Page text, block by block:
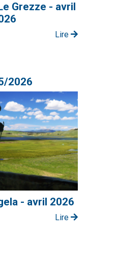
Grezze - avril
Lire
2026
- avril 2026
Lire